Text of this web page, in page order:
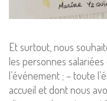
Et surtout, nous
les personnes
l’événement ; – toute
accueil et dont nous